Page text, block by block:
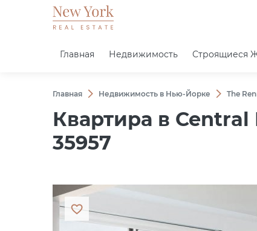
Главная Недвижимость Строящиеся
Главная Недвижимость в Нью-Йорке The
Квартира в
35957